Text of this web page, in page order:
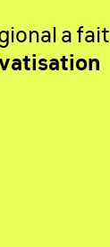
a fait